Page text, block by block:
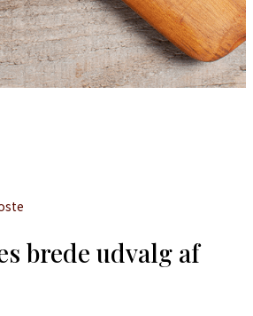
brede udvalg af